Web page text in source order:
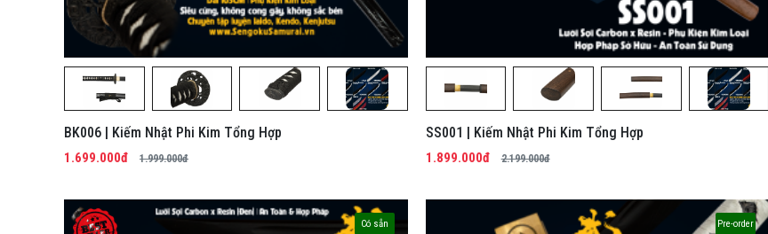
BK006 | Kiếm Nhật Phi Kim Tổng Hợp
1.699.000đ 1.999.000đ
SS001 | Kiếm Nhật Phi Kim Tổng Hợp
1.899.000đ 2.199.000đ
Có sẵn Pre-order